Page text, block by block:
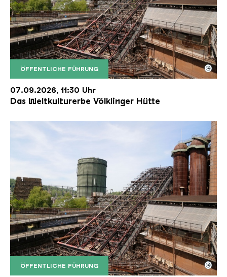
ÖFFENTLICHE FÜHRUNG
Der Erzschrägaufzug der Völklinger Hütte mit
Copyright: Weltkulturerbe Völklinger Hütte | Karl
©
07.09.2026, 11:30 Uhr
Das Weltkulturerbe Völklinger Hütte
ÖFFENTLICHE FÜHRUNG ©